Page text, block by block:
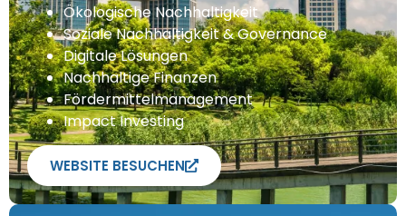
Ökologische Nachhaltigkeit
Soziale Nachhaltigkeit & Governance
Digitale Lösungen
Nachhaltige Finanzen
Fördermittelmanagement
Impact Investing
WEBSITE BESUCHEN